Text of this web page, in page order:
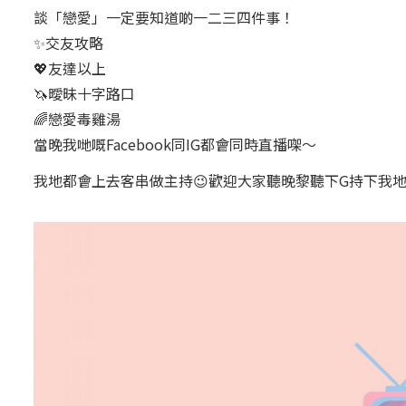
談「戀愛」一定要知道啲一二三四件事！
✨交友攻略
💖友達以上
🦄曖昧十字路口
🌈戀愛毒雞湯
當晚我哋嘅Facebook同IG都會同時直播㗎～
我地都會上去客串做主持😉歡迎大家聽晚黎聽下G持下我